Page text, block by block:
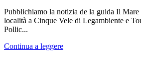
Pubblichiamo la notizia de la guida Il
località a Cinque Vele di Legambiente e
Pollic...
Continua a leggere